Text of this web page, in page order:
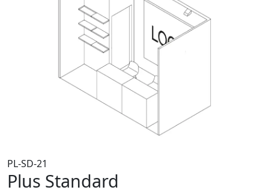
PL-SD-21
Plus Standard